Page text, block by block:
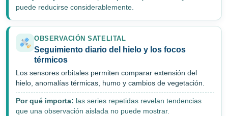
puede reducirse considerablemente.
OBSERVACIÓN SATELITAL
Seguimiento diario del hielo y los focos
térmicos
Los sensores orbitales permiten comparar extensión del
hielo, anomalías térmicas, humo y cambios de vegetación.
Por qué importa: las series repetidas revelan tendencias
que una observación aislada no puede mostrar.